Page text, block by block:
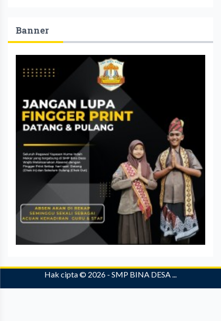
Banner
Hak cipta © 2026 - SMP BINA DESA ...